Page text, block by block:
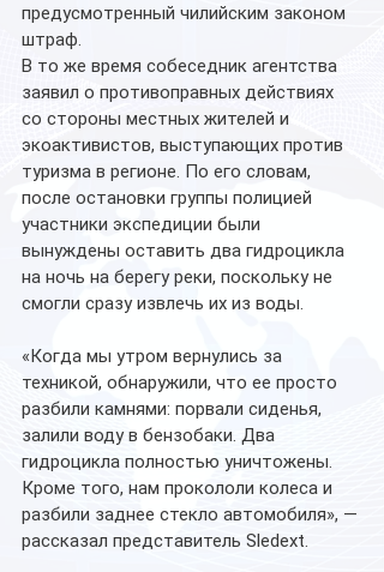
предусмотренный чилийским законом
штраф.
В то же время собеседник агентства
заявил о противоправных действиях
со стороны местных жителей и
экоактивистов, выступающих против
туризма в регионе. По его словам,
после остановки группы полицией
участники экспедиции были
вынуждены оставить два гидроцикла
на ночь на берегу реки, поскольку не
смогли сразу извлечь их из воды.
«Когда мы утром вернулись за
техникой, обнаружили, что ее просто
разбили камнями: порвали сиденья,
залили воду в бензобаки. Два
гидроцикла полностью уничтожены.
Кроме того, нам прокололи колеса и
разбили заднее стекло автомобиля», —
рассказал представитель Sledext.